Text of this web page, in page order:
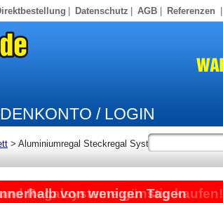
Datenschutz AGB Referenzen
/ LOGIN
> Aluminiumregal Steckregal System
Regalsysteme günstig kaufen!
von wenigen Tagen